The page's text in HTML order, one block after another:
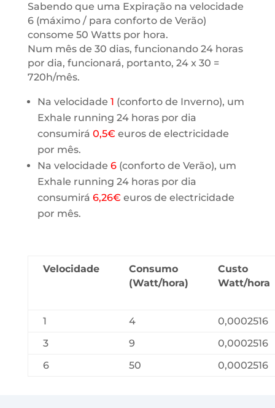
Sabendo que uma Expiração na velocidade
6 (máximo / para conforto de Verão)
consome 50 Watts por hora.
Num mês de 30 dias, funcionando 24 horas
por dia, funcionará, portanto, 24 x 30 =
720h/mês.
Na velocidade 1 (conforto de Inverno), um
Exhale running 24 horas por dia
consumirá 0,5€ euros de electricidade
por mês.
Na velocidade 6(conforto de Verão), um
Exhale running 24 horas por dia
consumirá 6,26€ euros de electricidade
por mês.
Velocidade
Consumo
(Watt/hora)
Custo
Watt/hora
1 4
0,0002516
3
9
0,0002516
6
50 0,0002516